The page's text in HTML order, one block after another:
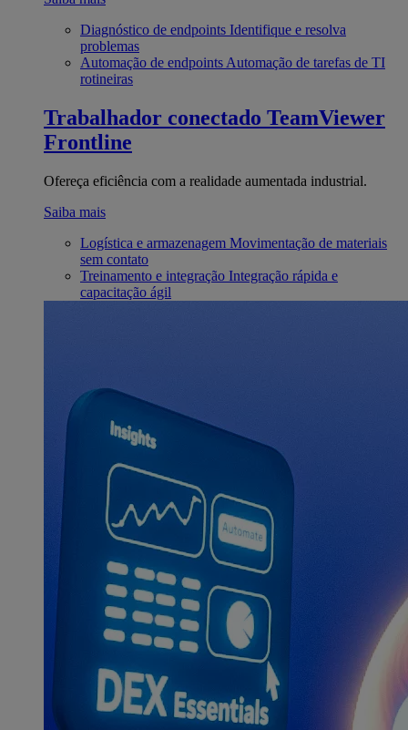
Diagnóstico de endpoints Identifique e resolva
problemas
Automação de endpoints Automação de tarefas de TI
rotineiras
Trabalhador conectado TeamViewer
Frontline
Ofereça eficiência com a realidade aumentada industrial.
Saiba mais
Logística e armazenagem Movimentação de materiais
sem contato
Treinamento e integração Integração rápida e
capacitação ágil